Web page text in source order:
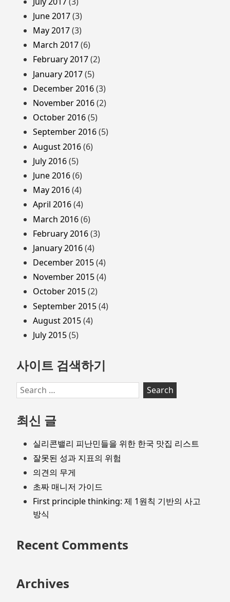
June 2017(3)
May 2017(3)
March 2017(6)
February 2017(2)
January 2017(5)
December 2016(3)
November 2016(2)
October 2016(5)
September 2016(5)
August 2016(6)
July 2016(5)
June 2016(6)
May 2016(4)
April 2016(4)
March 2016(6)
February 2016(3)
January 2016(4)
December 2015(4)
November 2015(4)
October 2015(2)
September 2015(4)
August 2015(4)
July 2015(5)
사이트 검색하기
Search
for:
최신 글
실리콘밸리 피난민들을 위한 한국 맛집 리스트
잘못된 성과 지표의 위험
의견의 무게
초짜 매니저 가이드
First principle thinking: 제 1원칙 기반의 사고
방식
Recent Comments
Archives